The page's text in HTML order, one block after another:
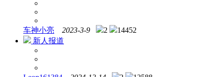
车神小亮 2023-3-9 2
14452
新人报道